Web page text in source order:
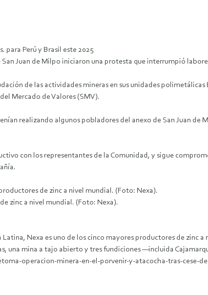
para Perú y Brasil este 2025
Juan de Milpo iniciaron una protesta que interrumpió
de las actividades mineras en sus unidades
Mercado de Valores (SMV).
realizando algunos pobladores del anexo de San Juan
con los representantes de la Comunidad, y sigue
de zinc a nivel mundial. (Foto: Nexa).
zinc a nivel mundial. (Foto: Nexa).
Latina, Nexa es uno de los cinco mayores productores de
una mina a tajo abierto y tres fundiciones —incluida
operacion-minera-en-el-porvenir-y-atacocha-tras-cese-